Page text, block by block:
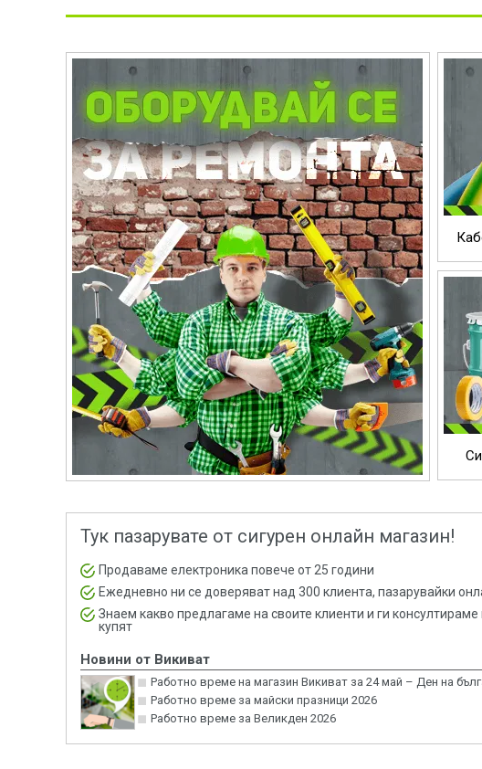
Тук пазарувате от сигурен онлайн магазин!
Продаваме електроника повече от 25 години
Ежедневно ни се доверяват над 300 клиента, пазарувайки
Знаем какво предлагаме на своите клиенти и ги
купят
Новини от Викиват
Работно време на магазин Викиват за 24 май – Ден на
Работно време за майски празници 2026
Работно време за Великден 2026